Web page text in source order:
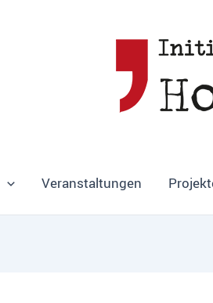
Veranstaltungen